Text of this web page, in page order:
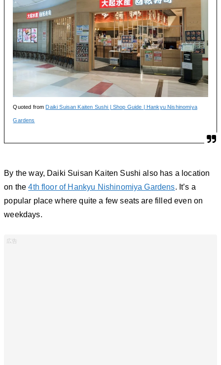
Quoted from Daiki Suisan Kaiten Sushi | Shop Guide | Hankyu Nishinomiya
Gardens
By the way, Daiki Suisan Kaiten Sushi also has a location
on the4th floor of Hankyu Nishinomiya Gardens. It’s a
popular place where quite a few seats are filled even on
weekdays.